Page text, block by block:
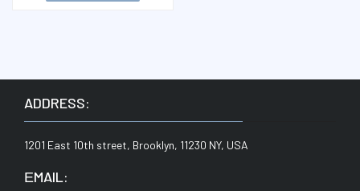
ADDRESS:
1201 East 10th street, Brooklyn, 11230 NY, USA
ЕMAIL: